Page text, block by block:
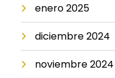
enero 2025
diciembre 2024
noviembre 2024